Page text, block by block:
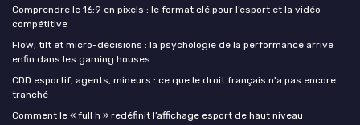
Comprendre le 16:9 en pixels : le format clé pour l’esport et la vidéo
compétitive
Flow, tilt et micro-décisions : la psychologie de la performance arrive
enfin dans les gaming houses
CDD esportif, agents, mineurs : ce que le droit français n'a pas encore
tranché
Comment le « full h » redéfinit l’affichage esport de haut niveau